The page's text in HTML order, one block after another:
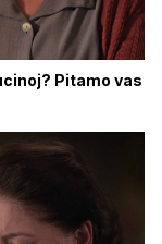
Pitamo vas